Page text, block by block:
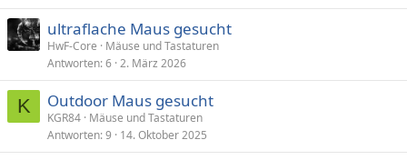
ultraflache Maus gesucht
HwF-Core
Mäuse und Tastaturen
Antworten 6 2. März 2026
K Outdoor Maus gesucht
KGR84 Mäuse und Tastaturen
Antworten 9 14. Oktober 2025